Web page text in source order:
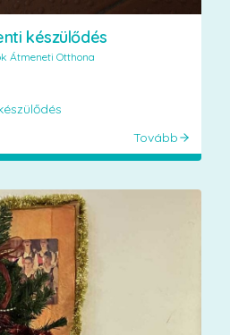
készülődés
Átmeneti Otthona
Tovább